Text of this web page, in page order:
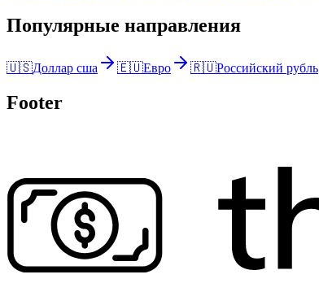
Популярные направления
🇺🇸Доллар сша 🇪🇺Евро 🇷🇺Российский рубль
Footer